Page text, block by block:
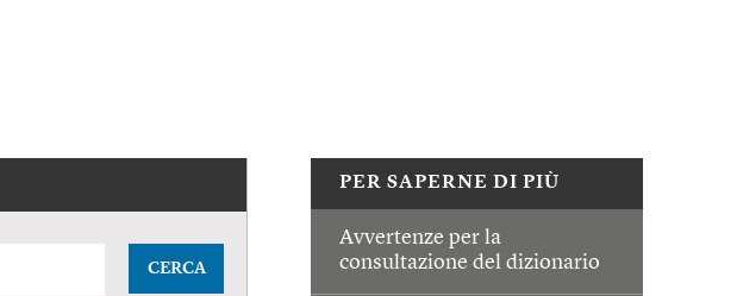
PER SAPERNE DI PIÙ
Avvertenze per la
consultazione del dizionario
CERCA